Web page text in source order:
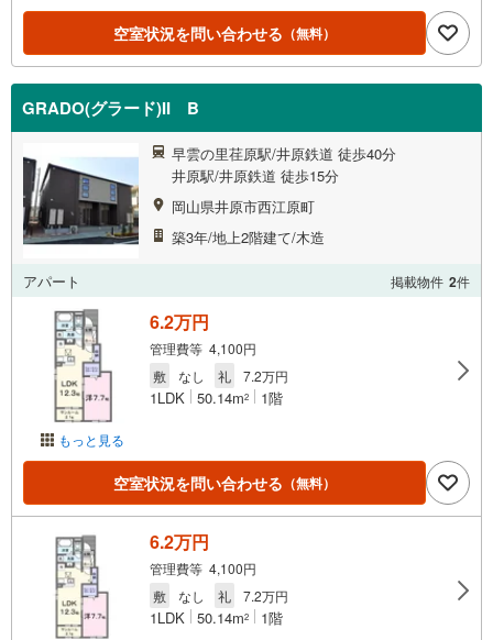
空室状況を問い合わせる （無料）
GRADO(グラード)II B
早雲の里荏原駅/井原鉄道 徒歩40分
井原駅/井原鉄道 徒歩15分
岡山県井原市西江原町
築3年/地上2階建て/木造
アパート 掲載物件 2件
もっと見る
6.2万円
管理費等 4,100円
敷
なし 礼 7.2万円
1LDK 50.14m2 1階
空室状況を問い合わせる （無料）
6.2万円
管理費等 4,100円
敷
なし 礼 7.2万円
1LDK 50.14m2 1階